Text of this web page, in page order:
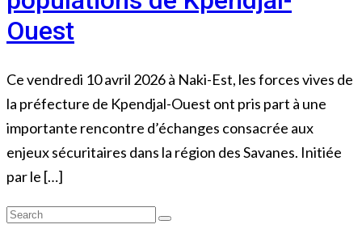
Ouest
Ce vendredi 10 avril 2026 à Naki-Est, les forces vives de
la préfecture de Kpendjal-Ouest ont pris part à une
importante rencontre d’échanges consacrée aux
enjeux sécuritaires dans la région des Savanes. Initiée
par le […]
Search
Search